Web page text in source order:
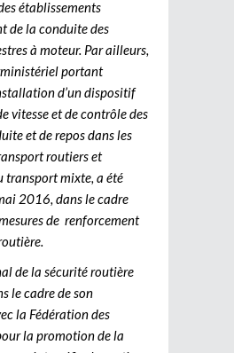
établissements
de la conduite des
à moteur. Par ailleurs,
portant
d’un dispositif
vitesse et de contrôle des
et de repos dans les
routiers et
transport mixte, a été
2016, dans le cadre
de renforcement
de la sécurité routière
le cadre de son
la Fédération des
la promotion de la